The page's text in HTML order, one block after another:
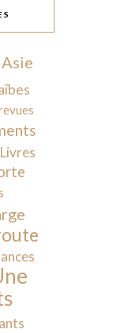
Asie
Livres